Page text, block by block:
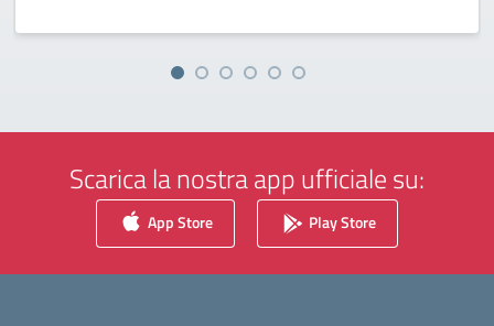
Scarica la nostra app ufficiale su:
App Store Play Store